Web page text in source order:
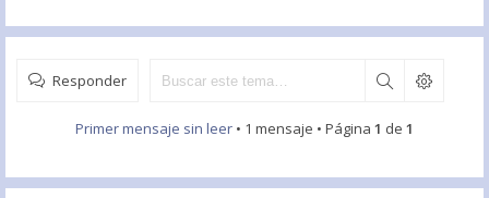
Responder
Primer mensaje sin leer • 1 mensaje • Página 1 de 1